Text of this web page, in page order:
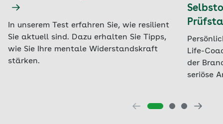
In unserem Test erfahren Sie, wie resilient
Sie aktuell sind. Dazu erhalten Sie Tipps,
wie Sie Ihre mentale Widerstandskraft
stärken.
Life-
der
seriöse